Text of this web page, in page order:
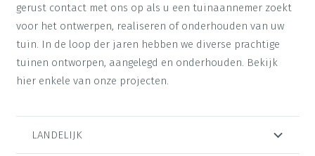
gerust contact met ons op als u een tuinaannemer zoekt
voor het ontwerpen, realiseren of onderhouden van uw
tuin. In de loop der jaren hebben we diverse prachtige
tuinen ontworpen, aangelegd en onderhouden. Bekijk
hier enkele van onze projecten.
LANDELIJK